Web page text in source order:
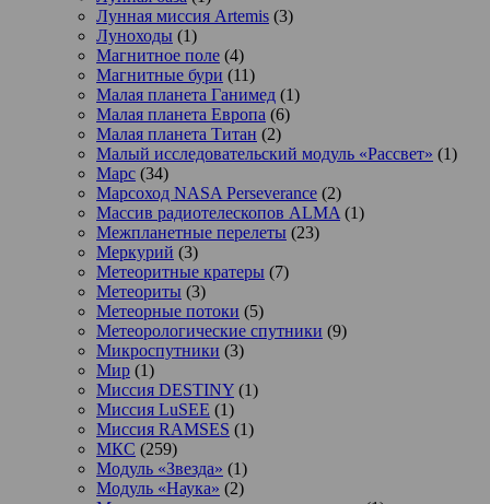
Лунная миссия Artemis (3)
Луноходы (1)
Магнитное поле (4)
Магнитные бури (11)
Малая планета Ганимед (1)
Малая планета Европа (6)
Малая планета Титан (2)
Малый исследовательский модуль «Рассвет» (1)
Марс (34)
Марсоход NASA Perseverance (2)
Массив радиотелескопов ALMA (1)
Межпланетные перелеты (23)
Меркурий (3)
Метеоритные кратеры (7)
Метеориты (3)
Метеорные потоки (5)
Метеорологические спутники (9)
Микроспутники (3)
Мир (1)
Миссия DESTINY (1)
Миссия LuSEE (1)
Миссия RAMSES (1)
МКС (259)
Модуль «Звезда» (1)
Модуль «Наука» (2)